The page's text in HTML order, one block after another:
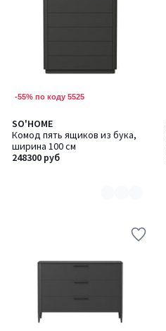
-55% по коду 5525
SO'HOME
Комод пять ящиков из бука,
ширина 100 см
248300 руб
Количество
цветов:
6